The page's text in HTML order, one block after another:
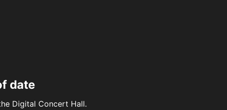
date
Digital Concert Hall.